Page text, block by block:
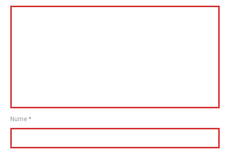
Nume *